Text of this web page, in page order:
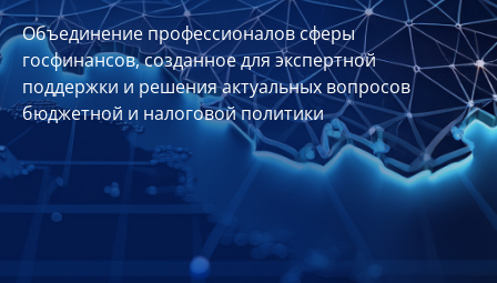
Совет
Союза
Участники
Планы
отчеты
Контакты
Объединение профессионалов сферы
госфинансов, созданное для экспертной
поддержки и решения актуальных вопросов
бюджетной и налоговой политики